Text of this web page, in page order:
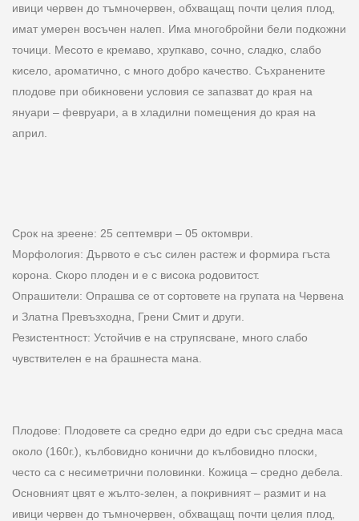
ивици червен до тъмночервен, обхващащ почти целия плод,
имат умерен восъчен налеп. Има многобройни бели подкожни
точици. Месото е кремаво, хрупкаво, сочно, сладко, слабо
кисело, ароматично, с много добро качество. Съхранените
плодове при обикновени условия се запазват до края на
януари – февруари, а в хладилни помещения до края на
април.
Срок на зреене: 25 септември – 05 октомври.
Морфология: Дървото е със силен растеж и формира гъста
корона. Скоро плоден и е с висока родовитост.
Опрашители: Опрашва се от сортовете на групата на Червена
и Златна Превъзходна, Грени Смит и други.
Резистентност: Устойчив е на струпясване, много слабо
чувствителен е на брашнеста мана.
Плодове: Плодовете са средно едри до едри със средна маса
около (160г.), кълбовидно конични до кълбовидно плоски,
често са с несиметрични половинки. Кожица – средно дебела.
Основният цвят е жълто-зелен, а покривният – размит и на
ивици червен до тъмночервен, обхващащ почти целия плод,